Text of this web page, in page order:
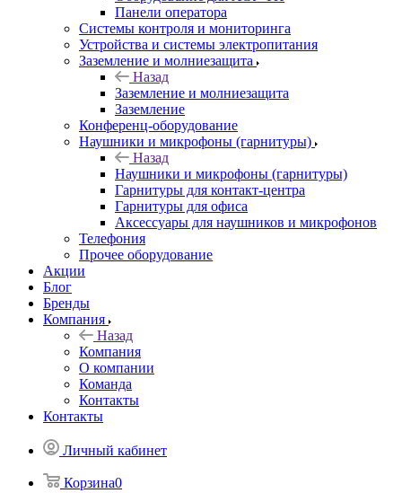
Панели оператора
Системы контроля и мониторинга
Устройства и системы электропитания
Заземление и молниезащита
Назад
Заземление и молниезащита
Заземление
Конференц-оборудование
Наушники и микрофоны (гарнитуры)
Назад
Наушники и микрофоны (гарнитуры)
Гарнитуры для контакт-центра
Гарнитуры для офиса
Аксессуары для наушников и микрофонов
Телефония
Прочее оборудование
Акции
Блог
Бренды
Компания
Назад
Компания
О компании
Команда
Контакты
Контакты
Личный кабинет
Корзина0